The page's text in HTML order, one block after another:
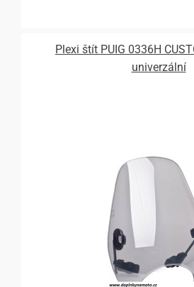
Plexi štít PUIG 0336H
univerzální